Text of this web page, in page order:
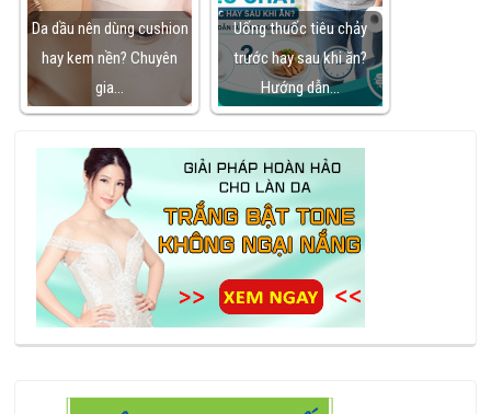
Da dầu nên dùng cushion
hay kem nền? Chuyên
gia…
Uống thuốc tiêu chảy
trước hay sau khi ăn?
Hướng dẫn…